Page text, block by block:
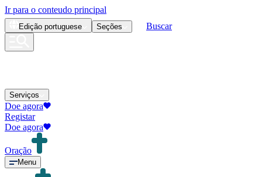
Ir para o conteudo principal
Edição portuguese Seções Buscar
Serviços
Doe agora
Registar
Doe agora
Oração
Menu